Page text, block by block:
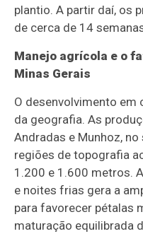
plantio. A partir daí, os
de cerca de 14
Manejo agrícola e o
Minas Gerais
O desenvolvimento em
da geografia. As
Andradas e Munhoz,
regiões de topografia
1.200 e 1.600 metros.
e noites frias gera a
para favorecer pétalas
maturação equilibrada